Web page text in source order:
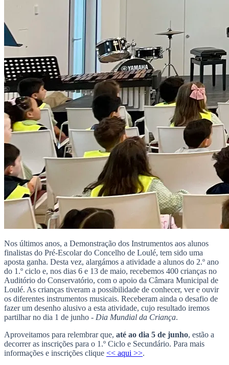
Nos últimos anos, a Demonstração dos Instrumentos aos alunos
finalistas do Pré-Escolar do Concelho de Loulé, tem sido uma
aposta ganha. Desta vez, alargámos a atividade a alunos do 2.º ano
do 1.º ciclo e, nos dias 6 e 13 de maio, recebemos 400 crianças no
Auditório do Conservatório, com o apoio da Câmara Municipal de
Loulé. As crianças tiveram a possibilidade de conhecer, ver e ouvir
os diferentes instrumentos musicais. Receberam ainda o desafio de
fazer um desenho alusivo a esta atividade, cujo resultado iremos
partilhar no dia 1 de junho - Dia Mundial da Criança.
Aproveitamos para relembrar que, até ao dia 5 de junho, estão a
decorrer as inscrições para o 1.º Ciclo e Secundário. Para mais
informações e inscrições clique << aqui >>.